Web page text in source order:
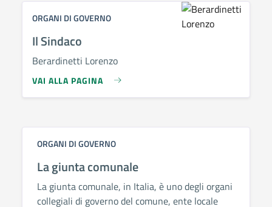
ORGANI DI GOVERNO
Il Sindaco
Berardinetti Lorenzo
VAI ALLA PAGINA
ORGANI DI GOVERNO
La giunta comunale
La giunta comunale, in Italia, è uno degli organi
collegiali di governo del comune, ente locale